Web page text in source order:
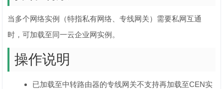
当多个网络实例（特指私有网络、专线网关）需要私网互通
时，可加载至同一云企业网实例。
操作说明
已加载至中转路由器的专线网关不支持再加载至CEN实